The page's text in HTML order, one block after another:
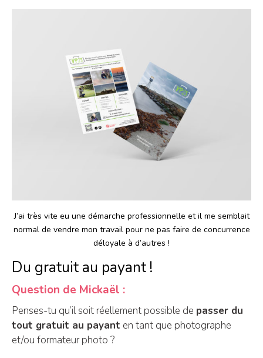
J’ai très vite eu une démarche professionnelle et il me semblait
normal de vendre mon travail pour ne pas faire de concurrence
déloyale à d’autres !
Du gratuit au payant !
Question de Mickaël :
Penses-tu qu’il soit réellement possible de passer du
tout gratuit au payant en tant que photographe
et/ou formateur photo ?